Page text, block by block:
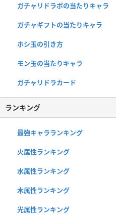
ガチャリドラボの当たりキャラ
ガチャギフトの当たりキャラ
ホシ玉の引き方
モン玉の当たりキャラ
ガチャリドラカード
ランキング
最強キャラランキング
火属性ランキング
水属性ランキング
木属性ランキング
光属性ランキング